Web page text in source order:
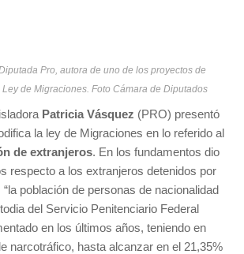
Pro, autora de uno de los proyectos de
de Migraciones. Foto Cámara de Diputados
Patricia Vásquez (PRO) presentó
la ley de Migraciones en lo referido al
de extranjeros. En los fundamentos dio
respecto a los extranjeros detenidos por
población de personas de nacionalidad
del Servicio Penitenciario Federal
en los últimos años, teniendo en
narcotráfico, hasta alcanzar en el 21,35%